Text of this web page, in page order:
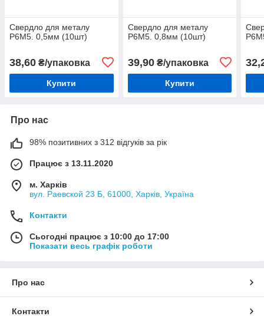
Свердло для металу
Р6М5. 0,5мм (10шт)
38,60 ₴/упаковка
Купити
Свердло для металу
Р6М5. 0,8мм (10шт)
39,90₴/упаковка
Купити
Про нас
98% позитивних з 312 відгуків за рік
Працює з 13.11.2020
м. Харків
вул. Раевской 23 Б, 61000, Харків, Україна
Контакти
Сьогодні працює з 10:00 до 17:00
Показати весь графік роботи
Про нас
Контакти